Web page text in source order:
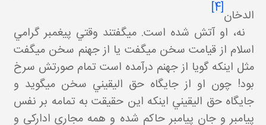
الدخان
نه، او آتش شده است. مي گفتند وقتي پيغمبر گرامي
اسلام از قيامت سخن مي گفت يا از جهنم سخن مي گفت
مثل اينکه گويا از جهنم درآمده است تمام صورتش سرخ
بود! چون او از جايگاه حق اليقيني سخن مي گويد و
جايگاه حق اليقيني اينکه اين حقيقت به تمامه بر نفس
پيامبر و جان پيامبر حاکم شده و همه مجاري ادارکي و